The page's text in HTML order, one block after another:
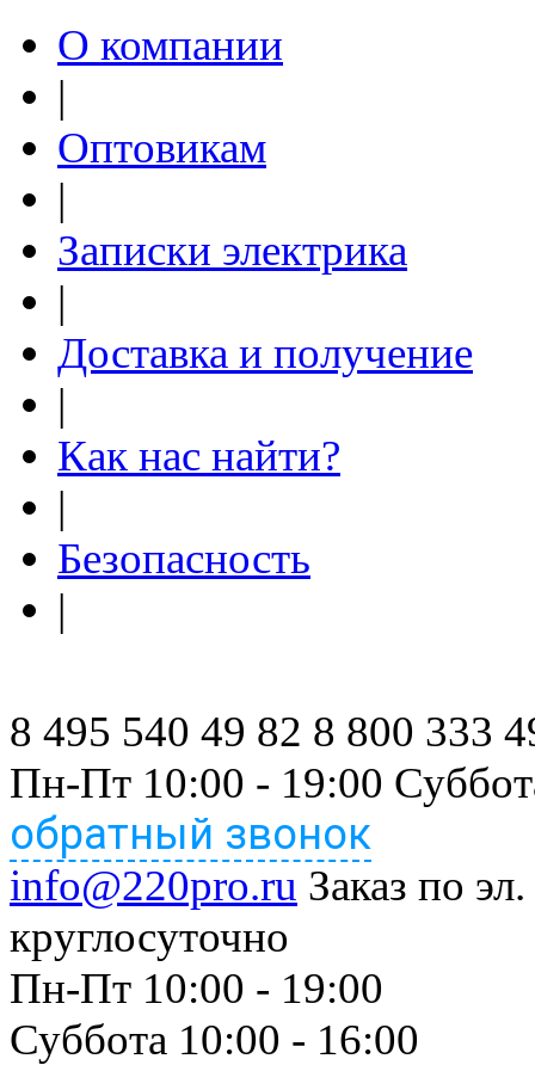
О компании
|
Оптовикам
|
Записки электрика
|
Доставка и получение
|
Как нас найти?
|
Безопасность
|
8 495 540 49 82 8 800 333
Пн-Пт 10:00 - 19:00
обратный звонок
info@220pro.ru Заказ по
круглосуточно
Пн-Пт 10:00 - 19:00
Суббота 10:00 - 16:00